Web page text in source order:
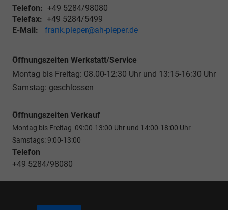
Telefon: +49 5284/98080
Telefax: +49 5284/5499
E-Mail:
frank.pieper@ah-pieper.de
Öffnungszeiten Werkstatt/Service
Montag bis Freitag: 08.00-12:30 Uhr und 13:15-16:30 Uhr
Samstag: geschlossen
Öffnungszeiten Verkauf
Montag bis Freitag 09:00-13:00 Uhr und 14:00-18:00 Uhr
Samstags: 9:00-13:00
Telefon
+49 5284/98080